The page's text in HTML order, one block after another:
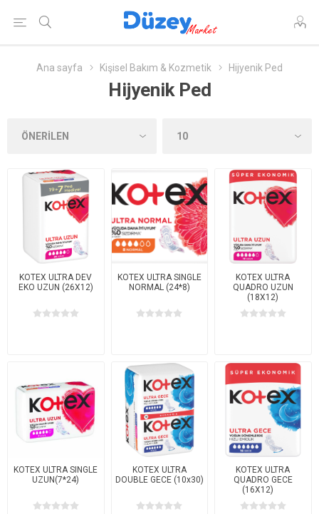
Ana sayfa Kişisel Bakım & Kozmetik Hijyenik Ped
Hijyenik Ped
KOTEX ULTRA DEV
EKO UZUN (26X12)
KOTEX ULTRA SINGLE
NORMAL (24*8)
KOTEX ULTRA
QUADRO UZUN
(18X12)
KOTEX ULTRA SINGLE
UZUN(7*24)
KOTEX ULTRA
DOUBLE GECE (10x30)
KOTEX ULTRA
QUADRO GECE
(16X12)